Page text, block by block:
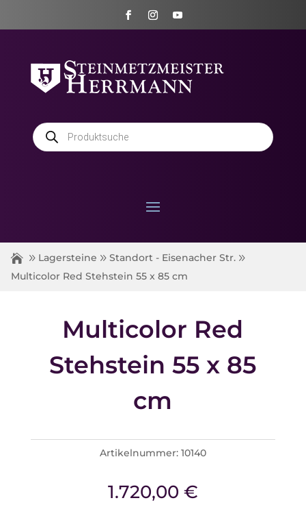
Products
search
Lagersteine
Standort - Eisenacher Str.
Multicolor Red Stehstein 55 x 85 cm
Multicolor Red
Stehstein 55 x 85
cm
Artikelnummer: 10140
1.720,00 €